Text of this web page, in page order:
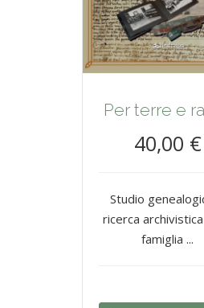
Per terre e
40,00 €
Studio
ricerca
famiglia ...